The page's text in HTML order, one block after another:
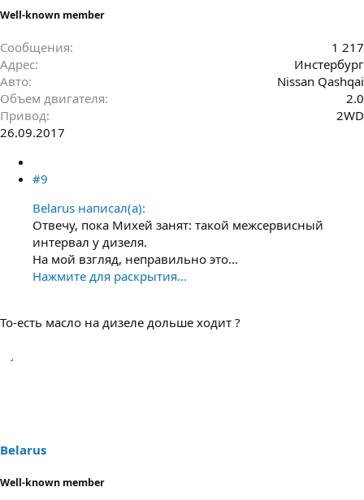
Well-known member
Сообщения
1 217
Адрес
Инстербург
Авто
Nissan Qashqai
Объем двигателя
2.0
Привод
2WD
26.09.2017
#9
Belarus написал(а):
Отвечу, пока Михей занят: такой межсервисный
интервал у дизеля.
На мой взгляд, неправильно это...
Нажмите для раскрытия...
То-есть масло на дизеле дольше ходит ?
Belarus
Well-known member